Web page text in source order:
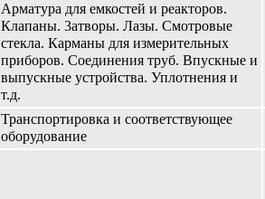
Арматура для емкостей и реакторов.
Клапаны. 3атворы. Лазы. Смотровые
стекла. Карманы для измерительных
приборов. Соединения труб. Впускные и
выпускные устройства. Уплотнения и
т.д.
Транспортировка и соответствующее
оборудование